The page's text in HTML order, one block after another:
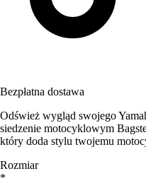
Bezpłatna dostawa
Odśwież wygląd swojego
siedzenie motocyklowym
który doda stylu twojemu
Rozmiar
*